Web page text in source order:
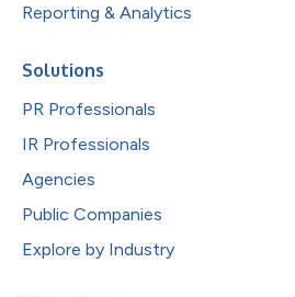
Reporting & Analytics
Solutions
PR Professionals
IR Professionals
Agencies
Public Companies
Explore by Industry